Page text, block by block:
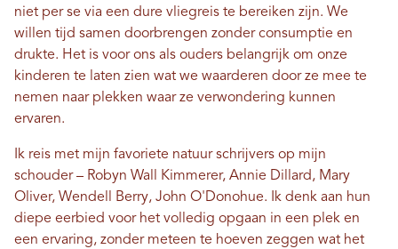
niet per se via een dure vliegreis te bereiken zijn. We
willen tijd samen doorbrengen zonder consumptie en
drukte. Het is voor ons als ouders belangrijk om onze
kinderen te laten zien wat we waarderen door ze mee te
nemen naar plekken waar ze verwondering kunnen
ervaren.
Ik reis met mijn favoriete natuur schrijvers op mijn
schouder – Robyn Wall Kimmerer, Annie Dillard, Mary
Oliver, Wendell Berry, John O'Donohue. Ik denk aan hun
diepe eerbied voor het volledig opgaan in een plek en
een ervaring, zonder meteen te hoeven zeggen wat het